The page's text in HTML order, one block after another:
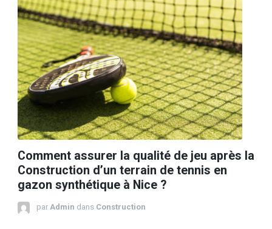
Comment assurer la qualité de jeu après la
Construction d’un terrain de tennis en
gazon synthétique à Nice ?
par Admin dans Construction